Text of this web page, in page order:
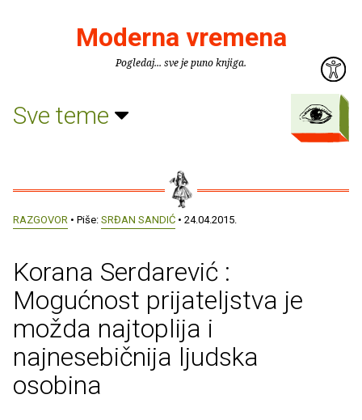
Moderna vremena
Pogledaj... sve je puno knjiga.
Sve teme
RAZGOVOR • Piše: SRĐAN SANDIĆ • 24.04.2015.
Korana Serdarević :
Mogućnost prijateljstva je
možda najtoplija i
najnesebičnija ljudska
osobina